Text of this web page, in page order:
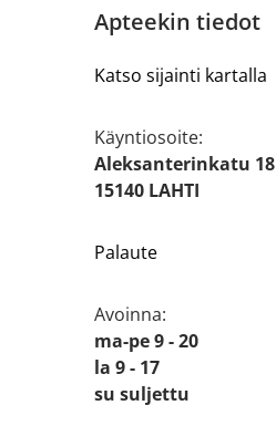
Apteekin tiedot
Katso sijainti kartalla
Käyntiosoite:
Aleksanterinkatu 18
15140 LAHTI
Palaute
Avoinna:
ma-pe 9 - 20
la 9 - 17
su suljettu